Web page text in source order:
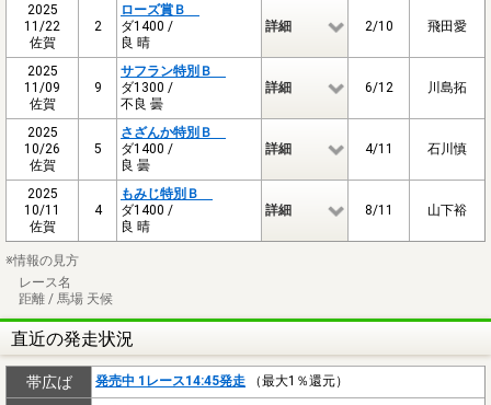
2025
11/22
佐賀
2
ローズ賞Ｂ
ダ1400 /
良 晴
詳細 2/10 飛田愛
2025
11/09
佐賀
9
サフラン特別Ｂ
ダ1300 /
不良 曇
詳細 6/12 川島拓
2025
10/26
佐賀
5
さざんか特別Ｂ
ダ1400 /
良 曇
詳細 4/11 石川慎
2025
10/11
佐賀
4
もみじ特別Ｂ
ダ1400 /
良 晴
詳細 8/11 山下裕
※情報の見方
レース名
距離 / 馬場 天候
直近の発走状況
帯広ば 発売中 1レース14:45発走 （最大1％還元）